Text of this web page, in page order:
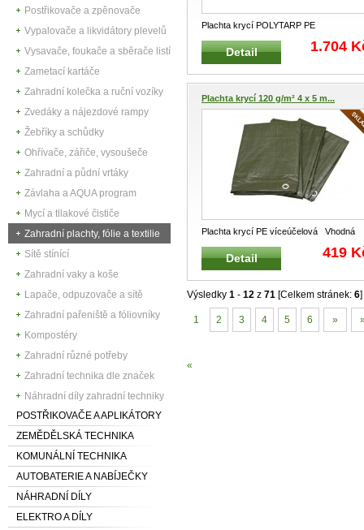
Postřikovače a zpěnovače
Vypalovače a likvidátory plevelů
Vysavače, foukače a sběrače listí
Zametací kartáče
Zahradní kolečka a ruční vozíky
Zvedáky a nájezdové rampy
Žebříky a schůdky
Ohřívače, zářiče, vysoušeče
Zahradní a půdní vrtáky
Závlaha a AQUA program
Mycí a tllakové čističe
Zahradní plachty, fólie a textilie
Sítě stínící
Zahradní vaky a koše
Lapače, odpuzovače a sítě
Zahradní pařeniště a fóliovníky
Kompostéry
Zahradní různé potřeby
Zahradní technika dle značek
Náhradní díly zahradní techniky
POSTŘIKOVAČE A APLIKÁTORY
ZEMĚDĚLSKÁ TECHNIKA
KOMUNÁLNÍ TECHNIKA
AUTOBATERIE A NABÍJEČKY
NÁHRADNÍ DÍLY
ELEKTRO A DÍLY
Plachta krycí POLYTARP PE
víceúčelová Vhodná pro zemědělství,
dopravu,...
Detail 1.704
Plachta krycí 120 g/m² 4 x 5 m...
Plachta krycí PE víceúčelová Vhodná
pro zemědělství, dopravu, stavebni
Detail 419
Výsledky 1 - 12 z 71 [Celkem stránek: 6]
1 2 3 4 5 6 »
«